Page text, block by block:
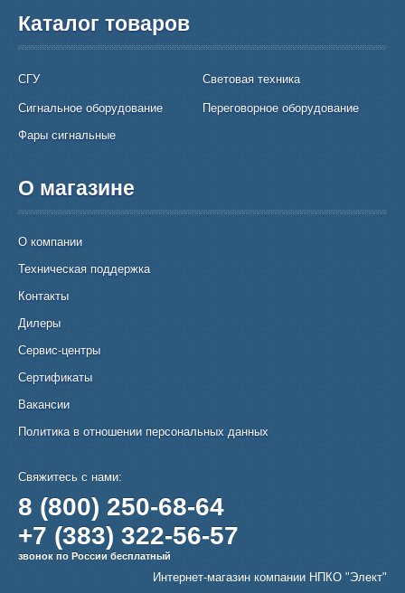
Каталог товаров
СГУ Световая техника
Сигнальное оборудование
Переговорное оборудование
Фары сигнальные
О магазине
О компании
Техническая поддержка
Контакты
Дилеры
Сервис-центры
Сертификаты
Вакансии
Политика в отношении персональных данных
Свяжитесь с нами:
8 (800) 250-68-64
+7 (383) 322-56-57
звонок по России бесплатный
Интернет-магазин компании НПКО "Элект"